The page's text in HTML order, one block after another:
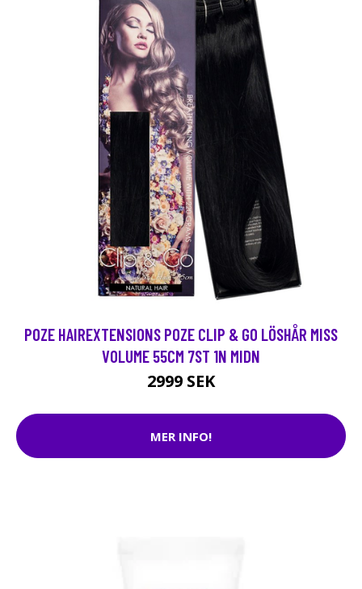
POZE HAIREXTENSIONS POZE CLIP & GO LÖSHÅR MISS
VOLUME 55CM 7ST 1N MIDN
2999 SEK
MER INFO!